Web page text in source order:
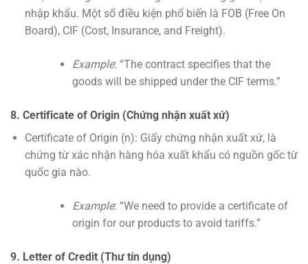
nhập khẩu. Một số điều kiện phổ biến là FOB (Free On
Board), CIF (Cost, Insurance, and Freight).
Example: “The contract specifies that the
goods will be shipped under the CIF terms.”
8. Certificate of Origin (Chứng nhận xuất xứ)
Certificate of Origin (n): Giấy chứng nhận xuất xứ, là
chứng từ xác nhận hàng hóa xuất khẩu có nguồn gốc từ
quốc gia nào.
Example: “We need to provide a certificate of
origin for our products to avoid tariffs.”
9. Letter of Credit (Thư tín dụng)